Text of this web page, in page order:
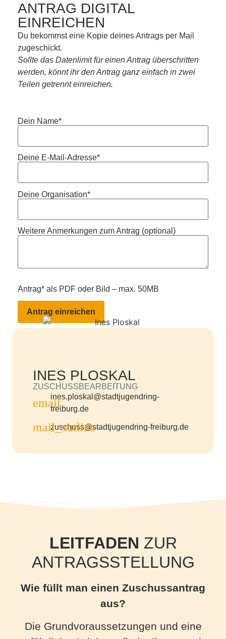
ANTRAG DIGITAL
EINREICHEN
Du bekommst eine Kopie deines Antrags per Mail
zugeschickt.
Sollte das Datenlimit für einen Antrag überschritten
werden, könnt ihr den Antrag ganz einfach in zwei
Teilen getrennt einreichen.
Dein Name*
Deine E-Mail-Adresse*
Deine Organisation*
Weitere Anmerkungen zum Antrag (optional)
Antrag* als PDF oder Bild – max. 50MB
INES PLOSKAL
ZUSCHUSSBEARBEITUNG
ines.ploskal@stadtjugendring-
freiburg.de
zuschuss@stadtjugendring-freiburg.de
LEITFADEN ZUR
ANTRAGSSTELLUNG
Wie füllt man einen Zuschussantrag
aus?
Die Grundvoraussetzungen und eine